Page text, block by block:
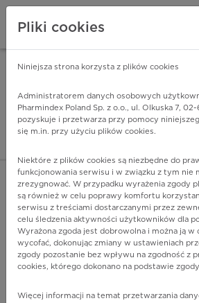
Pharmindex -
ZALOGUJ SIĘ
POKAŻ
Pliki cookies
Niniejsza strona korzysta z plików cookies
Administratorem danych osobowych
Pharmindex Poland Sp. z o.o., ul. Olkuska 7,
pozyskuje i przetwarza przy pomocy
się m.in. przy użyciu plików cookies.
Niektóre z plików cookies są niezbędne do
funkcjonowania serwisu i w związku z tym nie
zrezygnować. W przypadku wyrażenia zgody
są również w celu poprawy komfortu
serwisu z treściami dostarczanymi przez
celu śledzenia aktywności użytkowników dla
Wyrażona zgoda jest dobrowolna i można ją
wycofać, dokonując zmiany w ustawieniach
zgody pozostanie bez wpływu na zgodność z
cookies, którego dokonano na podstawie
Więcej informacji na temat przetwarzania
ZA DARMO - w Google Play